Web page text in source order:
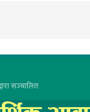
सञ्चालित